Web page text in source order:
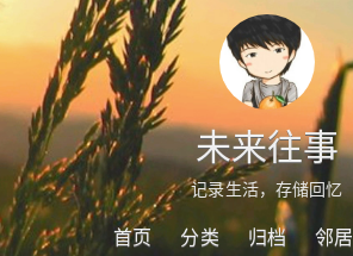
未来往事
记录生活，存储回忆
首页 分类 归档 邻居